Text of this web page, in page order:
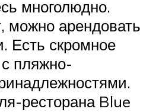
многолюдно.
можно арендовать
Есть скромное
пляжно-
ресторана Blue